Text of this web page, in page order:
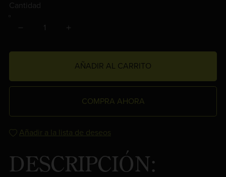
Cantidad
AÑADIR AL CARRITO
COMPRA AHORA
Añadir a la lista de deseos
DESCRIPCIÓN: